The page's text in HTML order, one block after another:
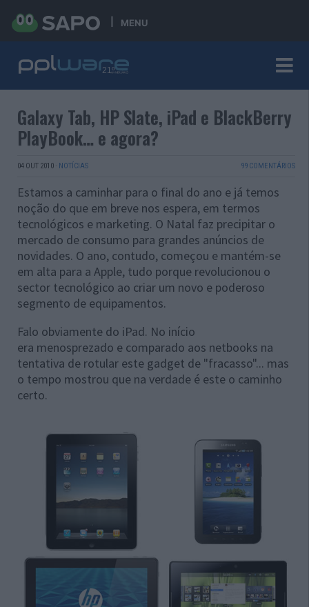
MENU
Galaxy Tab, HP Slate, iPad e BlackBerry
PlayBook… e agora?
04 OUT 2010 · NOTÍCIAS 99 COMENTÁRIOS
Estamos a caminhar para o final do ano e já temos
noção do que em breve nos espera, em termos
tecnológicos e marketing. O Natal faz precipitar o
mercado de consumo para grandes anúncios de
novidades. O ano, contudo, começou e mantém-se
em alta para a Apple, tudo porque revolucionou o
sector tecnológico ao criar um novo e poderoso
segmento de equipamentos.
Falo obviamente do iPad. No início
era menosprezado e comparado aos netbooks na
tentativa de rotular este gadget de "fracasso"... mas
o tempo mostrou que na verdade é este o caminho
certo.